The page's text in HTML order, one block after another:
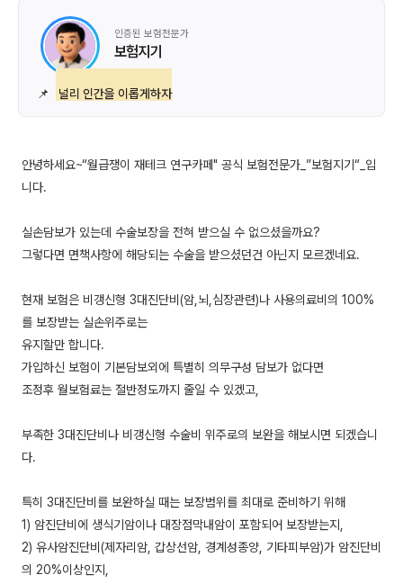
인증된 보험전문가
보험지기
📌 널리 인간을 이롭게하자
안녕하세요~“월급쟁이 재테크 연구카페" 공식 보험전문가_”보험지기“_입
니다.
실손담보가 있는데 수술보장을 전혀 받으실 수 없으셨을까요?
그렇다면 면책사항에 해당되는 수술을 받으셨던건 아닌지 모르겠네요.
현재 보험은 비갱신형 3대진단비(암,뇌,심장관련)나 사용의료비의 100%
를 보장받는 실손위주로는
유지할만 합니다.
가입하신 보험이 기본담보외에 특별히 의무구성 담보가 없다면
조정후 월보험료는 절반정도까지 줄일 수 있겠고,
부족한 3대진단비나 비갱신형 수술비 위주로의 보완을 해보시면 되겠습니
다.
특히 3대진단비를 보완하실 때는 보장범위를 최대로 준비하기 위해
1) 암진단비에 생식기암이나 대장점막내암이 포함되어 보장받는지,
2) 유사암진단비(제자리암, 갑상선암, 경계성종양, 기타피부암)가 암진단비
의 20%이상인지,